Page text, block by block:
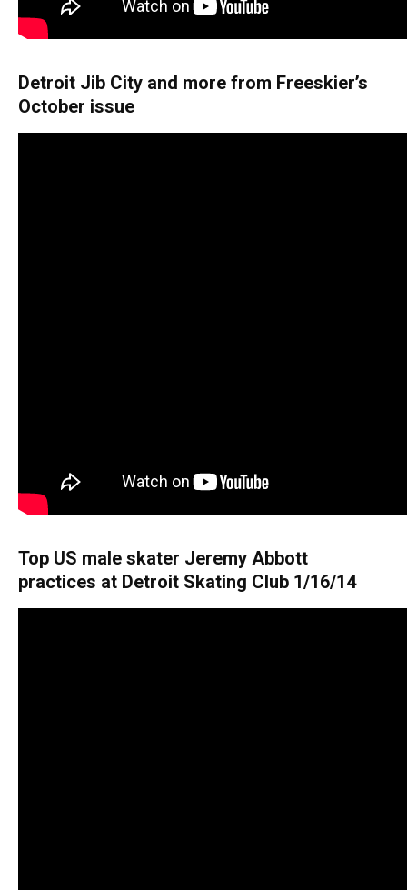
Detroit Jib City and more from Freeskier’s
October issue
Top US male skater Jeremy Abbott
practices at Detroit Skating Club 1/16/14